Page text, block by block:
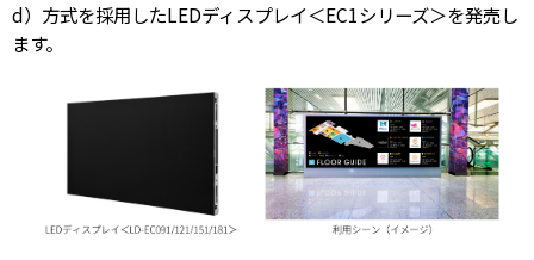
d）方式を採用したLEDディスプレイ＜EC1シリーズ＞を発売し
ます。